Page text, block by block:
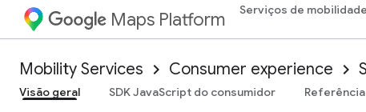
Maps Platform Serviços de mobilidade
Mobility Services Consumer experience
Visão geral SDK JavaScript do consumidor Referência